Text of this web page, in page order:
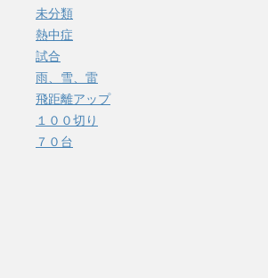
未分類
熱中症
試合
雨、雪、雷
飛距離アップ
１００切り
７０台